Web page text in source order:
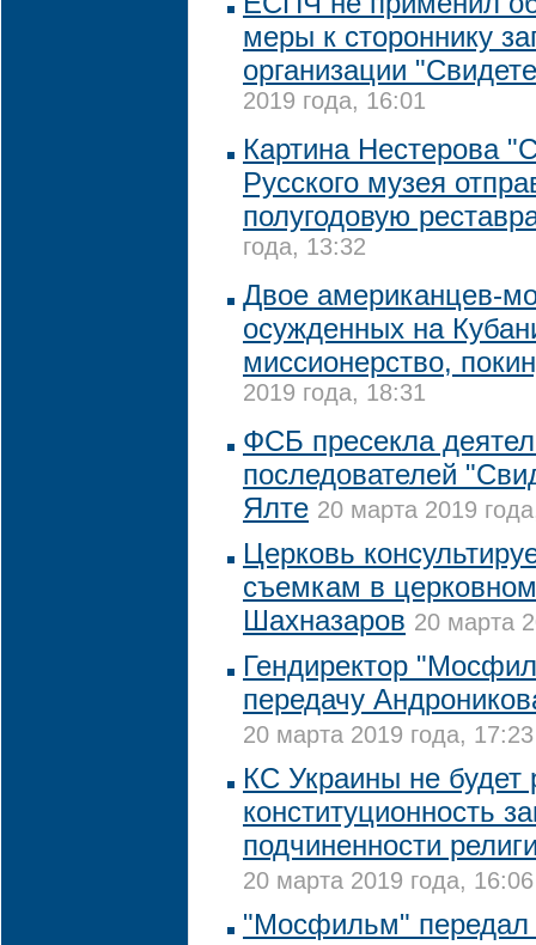
меры к стороннику
организации
2019 года, 16:01
Картина Нестерова
Русского музея
полугодовую
года, 13:32
Двое американцев-
осужденных на
миссионерство,
2019 года, 18:31
ФСБ пресекла
последователей
Ялте 20 марта 2019
Церковь
съемкам в
Шахназаров 20 марта
Гендиректор
передачу
20 марта 2019 года, 17:23
КС Украины не будет
конституционность
подчиненности
20 марта 2019 года, 16:06
"Мосфильм" передал